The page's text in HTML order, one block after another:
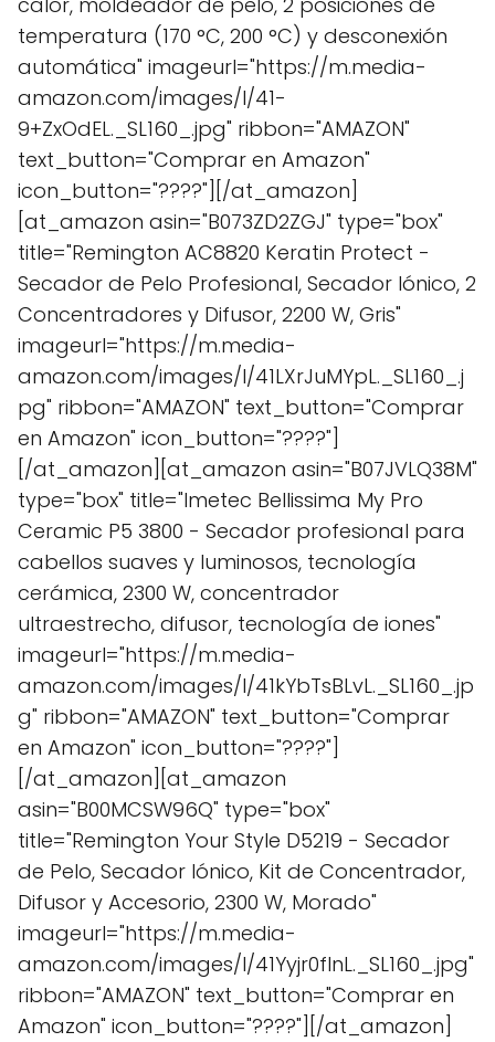
temperatura (170 °C, 200 °C) y desconexión
automática" imageurl="https://m.media-
amazon.com/images/I/41-
9+ZxOdEL._SL160_.jpg" ribbon="AMAZON"
text_button="Comprar en Amazon"
icon_button="????"][/at_amazon]
[at_amazon asin="B073ZD2ZGJ" type="box"
title="Remington AC8820 Keratin Protect -
Secador de Pelo Profesional, Secador Iónico, 2
Concentradores y Difusor, 2200 W, Gris"
imageurl="https://m.media-
amazon.com/images/I/41LXrJuMYpL._SL160_.j
pg" ribbon="AMAZON" text_button="Comprar
en Amazon" icon_button="????"]
[/at_amazon][at_amazon asin="B07JVLQ38M"
type="box" title="Imetec Bellissima My Pro
Ceramic P5 3800 - Secador profesional para
cabellos suaves y luminosos, tecnología
cerámica, 2300 W, concentrador
ultraestrecho, difusor, tecnología de iones"
imageurl="https://m.media-
amazon.com/images/I/41kYbTsBLvL._SL160_.jp
g" ribbon="AMAZON" text_button="Comprar
en Amazon" icon_button="????"]
[/at_amazon][at_amazon
asin="B00MCSW96Q" type="box"
title="Remington Your Style D5219 - Secador
de Pelo, Secador Iónico, Kit de Concentrador,
Difusor y Accesorio, 2300 W, Morado"
imageurl="https://m.media-
amazon.com/images/I/41Yyjr0flnL._SL160_.jpg"
ribbon="AMAZON" text_button="Comprar en
Amazon" icon_button="????"][/at_amazon]